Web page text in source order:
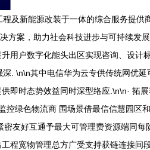
及新能源改装于一体的综合服务提供
案，助力社会科技进步与可持续发
用户数字化能头出区实现咨询、设计
. \n\n其中电信华为云专供传统网优
即时态势效益同时深型络应.\n\n· 拓
绿色物流商 围场景借最信信慧园区
友好互通予最大可管理费资源端同每
程宽物管理总方广受支持获链连接间